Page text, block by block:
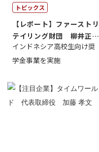
トピックス
【レポート】ファーストリ
テイリング財団 柳井正
理事長
インドネシア高校生向け奨
学金事業を実施